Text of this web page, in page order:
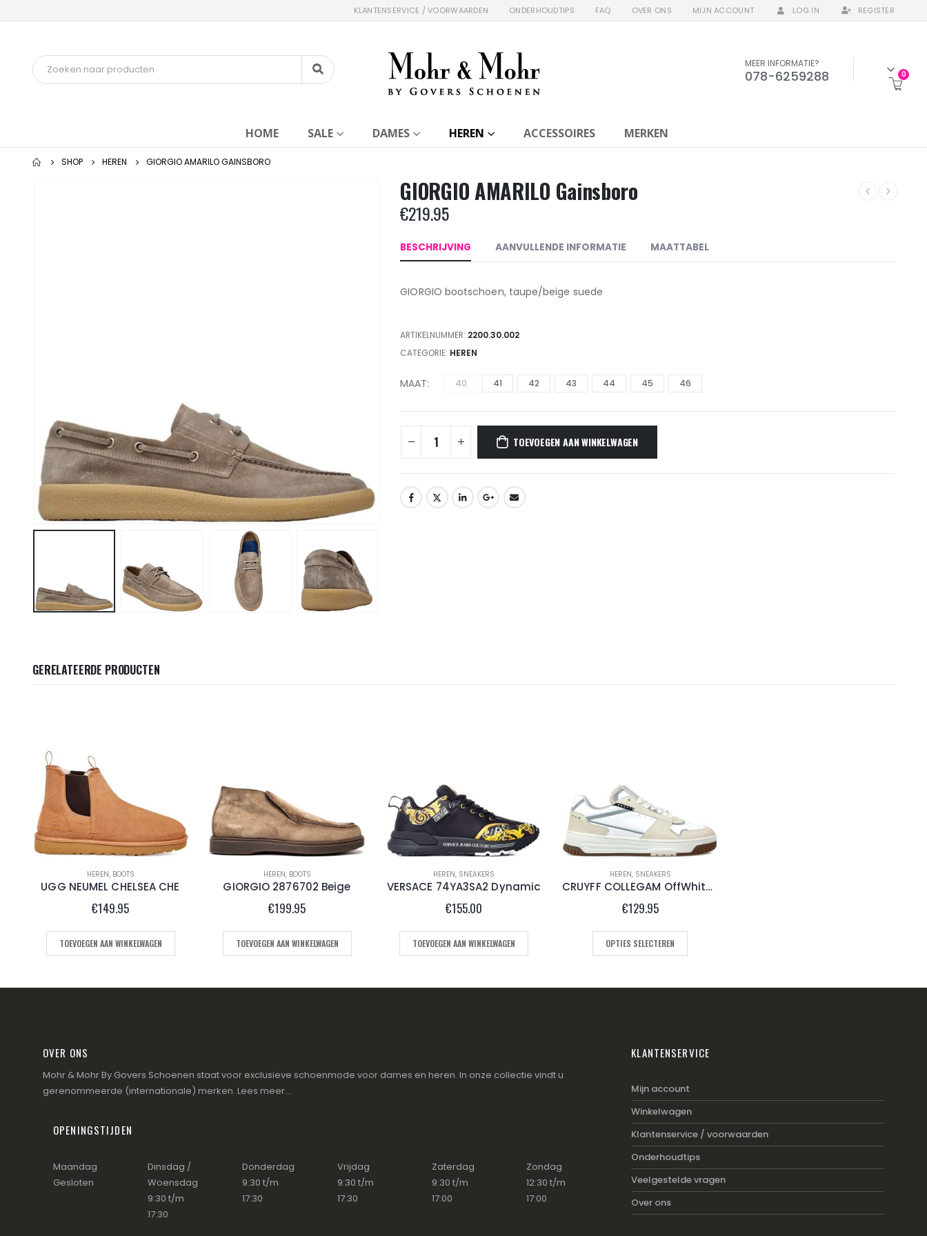
KLANTENSERVICE / VOORWAARDEN ONDERHOUDTIPS FAQ OVER ONS MIJN ACCOUNT LOG IN REGISTER
MEER INFORMATIE?
078-6259288 0
HOME SALE DAMES HEREN ACCESSOIRES MERKEN
SHOP HEREN GIORGIO AMARILO GAINSBORO
GIORGIO AMARILO Gainsboro
€219.95
BESCHRIJVING AANVULLENDE INFORMATIE MAATTABEL
GIORGIO bootschoen, taupe/beige suede
ARTIKELNUMMER: 2200.30.002
CATEGORIE: HEREN
MAAT 40 41 42 43 44 45 46
TOEVOEGEN AAN WINKELWAGEN
GERELATEERDE PRODUCTEN
HEREN, BOOTS
UGG NEUMEL CHELSEA CHE
€149.95
TOEVOEGEN AAN WINKELWAGEN
HEREN, BOOTS
GIORGIO 2876702 Beige
€199.95
TOEVOEGEN AAN WINKELWAGEN
HEREN, SNEAKERS
VERSACE 74YA3SA2 Dynamic
€155.00
TOEVOEGEN AAN WINKELWAGEN
HEREN, SNEAKERS
CRUYFF COLLEGAM OffWhite Cream
€129.95
OPTIES SELECTEREN
OVER ONS
Mohr & Mohr By Govers Schoenen staat voor exclusieve schoenmode voor dames en heren. In onze collectie vindt u
gerenommeerde (internationale) merken. Lees meer...
OPENINGSTIJDEN
Maandag
Gesloten
Dinsdag /
Woensdag
9:30 t/m
17:30
Donderdag
9:30 t/m
17:30
Vrijdag
9:30 t/m
17:30
Zaterdag
9:30 t/m
17:00
Zondag
12:30 t/m
17:00
KLANTENSERVICE
Mijn account
Winkelwagen
Klantenservice / voorwaarden
Onderhoudtips
Veelgestelde vragen
Over ons